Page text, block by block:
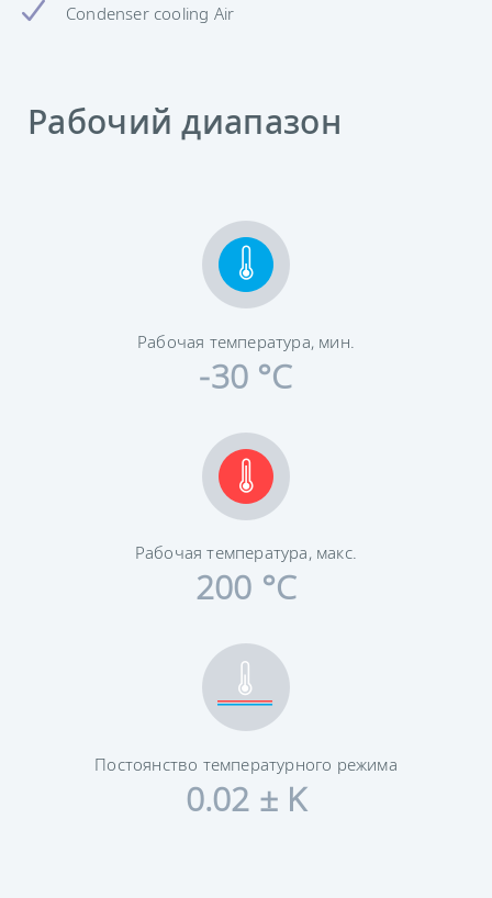
Condenser cooling Air
Рабочий диапазон
Рабочая температура, мин.
-30 °C
Рабочая температура, макс.
200 °C
Постоянство температурного режима
0.02 ± K